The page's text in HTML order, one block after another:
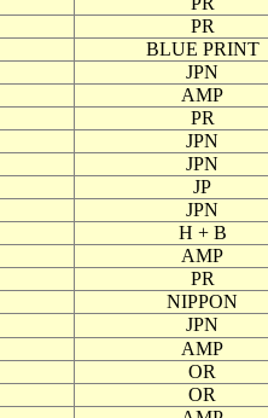
PR
BLUE PRINT
JPN
AMP
PR
JPN
JPN
JP
JPN
H + B
AMP
PR
NIPPON
JPN
AMP
OR
OR